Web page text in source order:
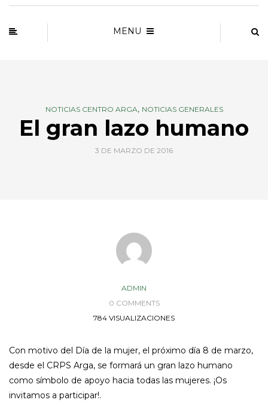
MENU
NOTICIAS CENTRO ARGA, NOTICIAS GENERALES
El gran lazo humano
3 DE MARZO DE 2016
ADMIN
0 COMMENTS
784 VISUALIZACIONES
Con motivo del Día de la mujer, el próximo día 8 de marzo,
desde el CRPS Arga, se formará un gran lazo humano
como símbolo de apoyo hacia todas las mujeres. ¡Os
invitamos a participar!.